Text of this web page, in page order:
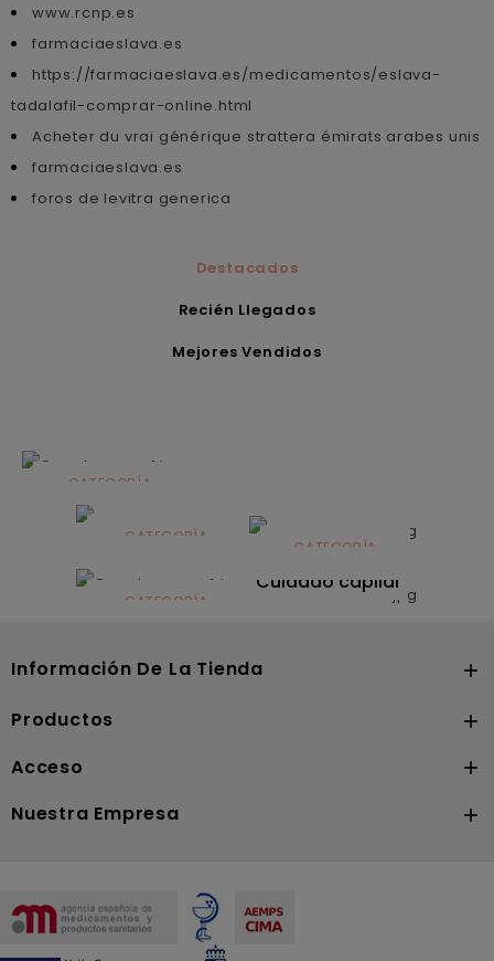
www.rcnp.es
farmaciaeslava.es
https://farmaciaeslava.es/medicamentos/eslava-
tadalafil-comprar-online.html
Acheter du vrai générique strattera émirats arabes unis
farmaciaeslava.es
foros de levitra generica
Destacados
Recién Llegados
Mejores Vendidos
CATEGORÍA
Alimentación
infantilCATEGORÍA
Dermocosmética
CATEGORÍA
Solares
CATEGORÍA
Cuidado capilar
Información De La Tienda 
Productos 
Acceso 
Nuestra Empresa 